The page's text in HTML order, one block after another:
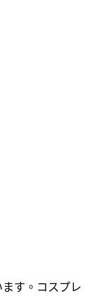
す。コスプレ